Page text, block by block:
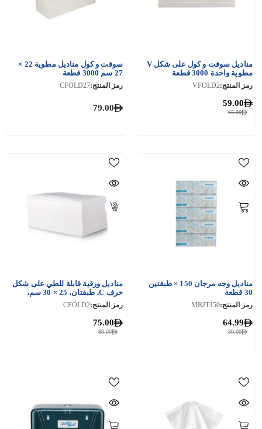
مناديل سوفت و كول على شكل V
مطوية واحدة 3000 قطعة
رمز المنتج:VFOLD2
65.00
59.00
سوفت و كول مناديل مطوية 22 ×
27 سم 3000 قطعة
رمز المنتج:CFOLD27
79.00
مناديل وجه مرجان 150 × طبقتين
30 قطعة
رمز المنتج:MRJT150
80.00
64.99
مناديل ورقية قابلة للطي على شكل
حرف C، طبقتان، 25 × 30 سم،
2400 قطعة
رمز المنتج:CFOLD2
80.00
75.00